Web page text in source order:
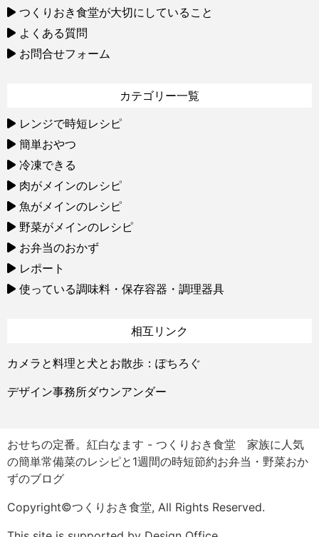
つくりおき食堂が大切にしていること
よくある質問
お問合せフォーム
カテゴリー一覧
レンジで時短レシピ
簡単おやつ
冷凍できる
肉がメインのレシピ
魚がメインのレシピ
野菜がメインのレシピ
お弁当のおかず
レポート
使っている調味料・保存容器・調理器具
相互リンク
カメラと料理と犬とお散歩：ぽちろぐ
デザイン事務所ダウンアンダー
おせちの定番。紅白なます - つくりおき食堂 家族に人気
の簡単常備菜のレシピと1週間の時短節約お弁当・野菜おか
ずのブログ
Copyright©つくりおき食堂, All Rights Reserved.